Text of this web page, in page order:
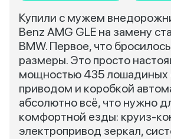
Купили с мужем
Benz AMG GLE на замену
BMW. Первое, что
размеры. Это просто
мощностью 435 лошадиных
приводом и коробкой
абсолютно всё, что нужно
комфортной езды: круиз-
электропривод зеркал,